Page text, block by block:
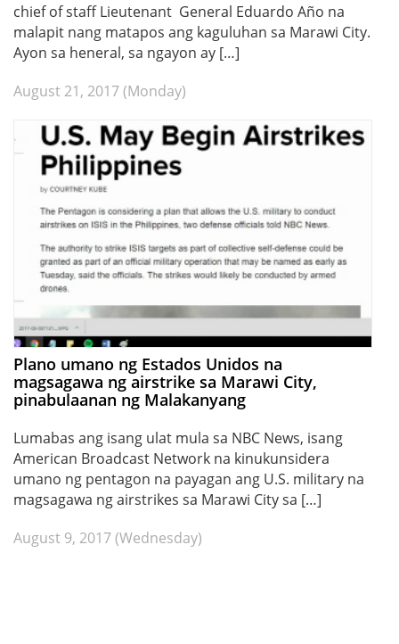
chief of staff Lieutenant General Eduardo Año na
malapit nang matapos ang kaguluhan sa Marawi City.
Ayon sa heneral, sa ngayon ay […]
August 21, 2017 (Monday)
Plano umano ng Estados Unidos na
magsagawa ng airstrike sa Marawi City,
pinabulaanan ng Malakanyang
Lumabas ang isang ulat mula sa NBC News, isang
American Broadcast Network na kinukunsidera
umano ng pentagon na payagan ang U.S. military na
magsagawa ng airstrikes sa Marawi City sa […]
August 9, 2017 (Wednesday)